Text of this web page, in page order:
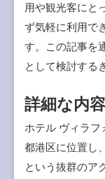
用や観光客にと
ず気軽に利用で
す。この記事を
として検討する
詳細な内
ホテル ヴィラフ
都港区に位置し
という抜群のア